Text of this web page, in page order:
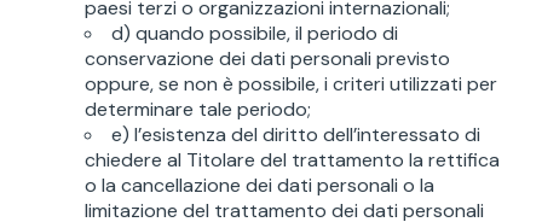
paesi terzi o organizzazioni internazionali;
d) quando possibile, il periodo di
conservazione dei dati personali previsto
oppure, se non è possibile, i criteri utilizzati per
determinare tale periodo;
e) l’esistenza del diritto dell’interessato di
chiedere al Titolare del trattamento la rettifica
o la cancellazione dei dati personali o la
limitazione del trattamento dei dati personali